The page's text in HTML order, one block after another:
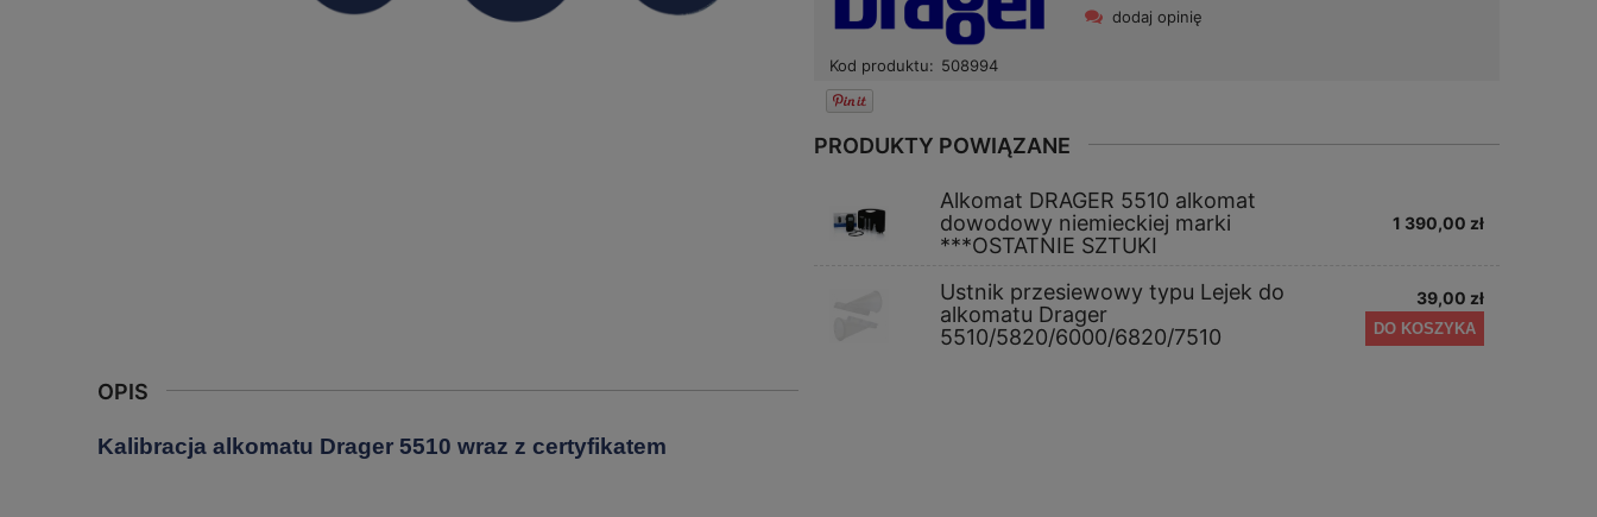
Kod produktu: 508994
dodaj opinię
PRODUKTY POWIĄZANE
Alkomat DRAGER 5510 alkomat
dowodowy niemieckiej marki
***OSTATNIE SZTUKI
1 390,00 zł
Ustnik przesiewowy typu Lejek do
alkomatu Drager
5510/5820/6000/6820/7510
39,00 zł
DO KOSZYKA
OPIS
Kalibracja alkomatu Drager 5510 wraz z certyfikatem